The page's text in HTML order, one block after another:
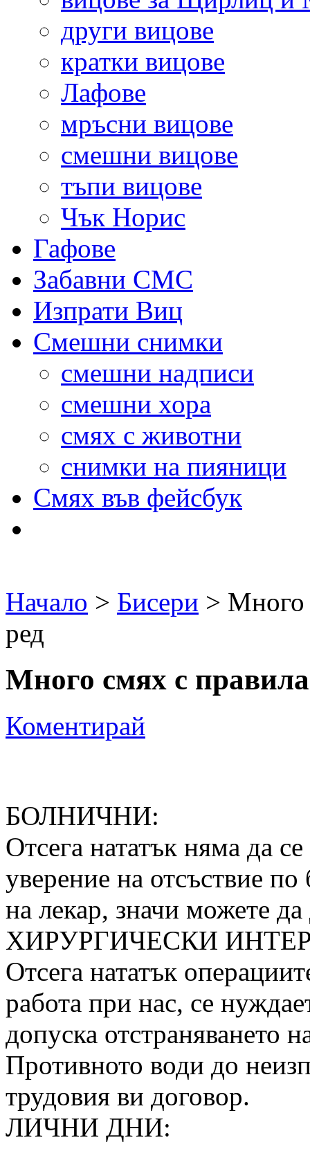
други вицове
кратки вицове
Лафове
мръсни вицове
смешни вицове
тъпи вицове
Чък Норис
Гафове
Забавни СМС
Изпрати Виц
Смешни снимки
смешни надписи
смешни хора
смях с животни
снимки на пияници
Смях във фейсбук
Начало > Бисери > Много
ред
Много смях с
Коментирай
БОЛНИЧНИ:
Отсега нататък няма да
уверение на отсъствие
на лекар, значи можете
ХИРУРГИЧЕСКИ
Отсега нататък
работа при нас, се
допуска отстраняването
Противното води до
трудовия ви договор.
ЛИЧНИ ДНИ: